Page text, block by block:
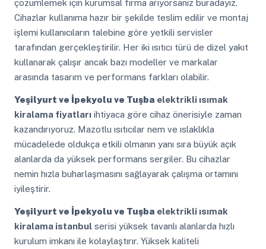
çözümlemek için kurumsal firma arıyorsanız buradayız.
Cihazlar kullanıma hazır bir şekilde teslim edilir ve montaj
işlemi kullanıcıların talebine göre yetkili servisler
tarafından gerçekleştirilir. Her iki ısıtıcı türü de dizel yakıt
kullanarak çalışır ancak bazı modeller ve markalar
arasında tasarım ve performans farkları olabilir.
Yeşilyurt ve İpekyolu ve Tuşba elektrikli ısımak
kiralama fiyatlarıihtiyaca göre cihaz önerisiyle zaman
kazandırıyoruz. Mazotlu ısıtıcılar nem ve ıslaklıkla
mücadelede oldukça etkili olmanın yanı sıra büyük açık
alanlarda da yüksek performans sergiler. Bu cihazlar
nemin hızla buharlaşmasını sağlayarak çalışma ortamını
iyileştirir.
Yeşilyurt ve İpekyolu ve Tuşba elektrikli ısımak
kiralama istanbulserisi yüksek tavanlı alanlarda hızlı
kurulum imkanı ile kolaylaştırır. Yüksek kaliteli